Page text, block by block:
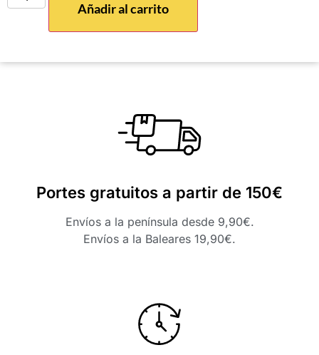
Añadir al carrito
Portes gratuitos a partir de 150€
Envíos a la península desde 9,90€.
Envíos a la Baleares 19,90€.